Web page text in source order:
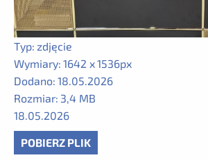
Typ: zdjęcie
Wymiary: 1642 x 1536px
Dodano: 18.05.2026
Rozmiar: 3,4 MB
18.05.2026
POBIERZ PLIK